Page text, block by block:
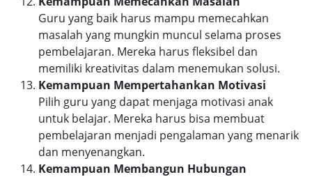
Guru yang baik harus mampu memecahkan
masalah yang mungkin muncul selama proses
pembelajaran. Mereka harus fleksibel dan
memiliki kreativitas dalam menemukan solusi.
Kemampuan Mempertahankan Motivasi
Pilih guru yang dapat menjaga motivasi anak
untuk belajar. Mereka harus bisa membuat
pembelajaran menjadi pengalaman yang menarik
dan menyenangkan.
Kemampuan Membangun Hubungan